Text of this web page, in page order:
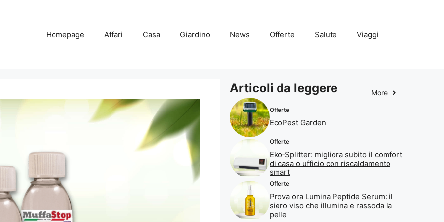
Homepage Affari Casa Giardino News Offerte Salute Viaggi
Articoli da leggere More
Offerte
EcoPest Garden
Offerte
Eko‑Splitter: migliora subito il comfort
di casa o ufficio con riscaldamento
smart
Offerte
Prova ora Lumina Peptide Serum: il
siero viso che illumina e rassoda la
pelle